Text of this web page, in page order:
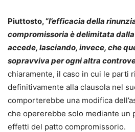
Piuttosto, “l’efficacia della
compromissoria è delimitata
accede, lasciando, invece, che
sopravviva per ogni altra
chiaramente, il caso in cui le parti
definitivamente alla clausola nel
comporterebbe una modifica
che opererebbe solo mediante un
effetti del patto compromissorio.